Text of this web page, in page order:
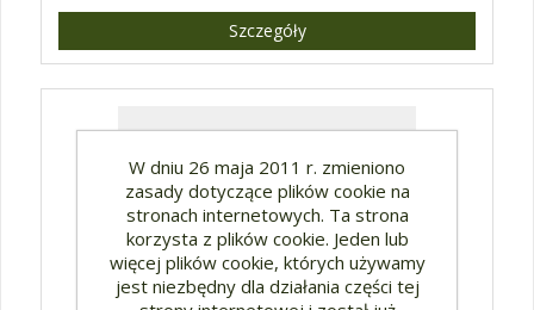
Szczegóły
W dniu 26 maja 2011 r. zmieniono
zasady dotyczące plików cookie na
stronach internetowych. Ta strona
korzysta z plików cookie. Jeden lub
więcej plików cookie, których używamy
jest niezbędny dla działania części tej